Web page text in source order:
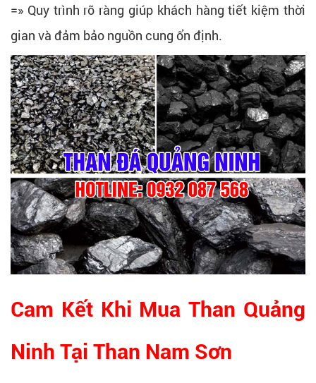
=» Quy trình rõ ràng giúp khách hàng tiết kiệm thời
gian và đảm bảo nguồn cung ổn định.
Cam Kết Khi Mua Than Quảng
Ninh Tại Than Nam Sơn